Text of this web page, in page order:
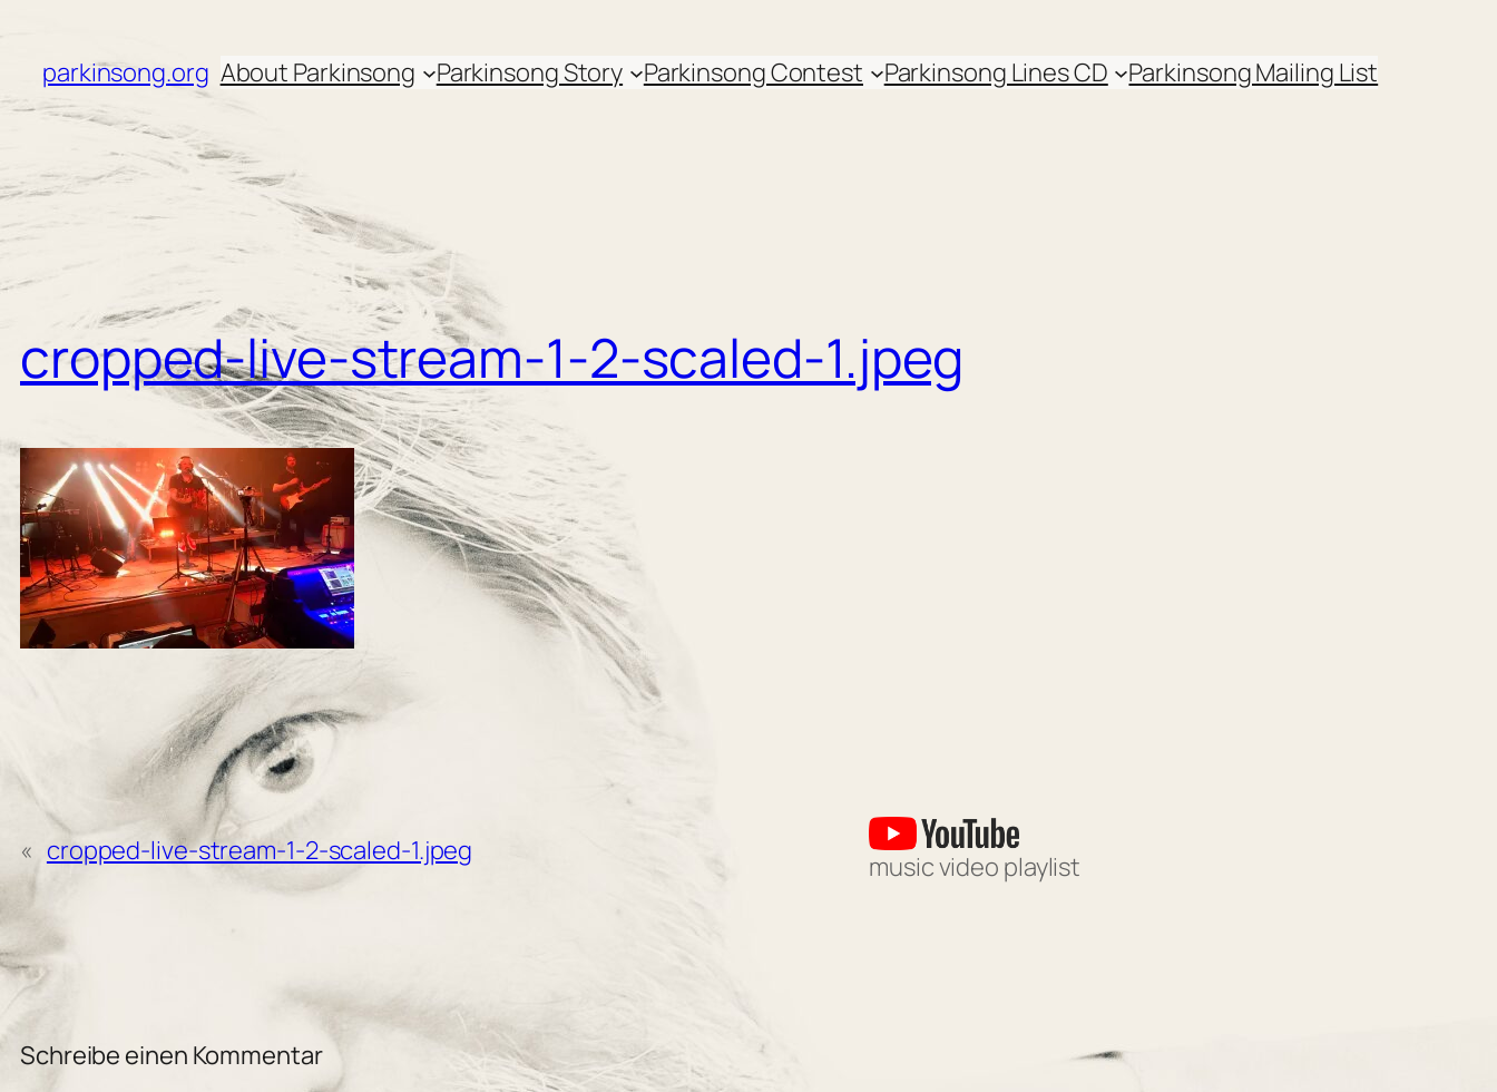
Inhalt
springen
parkinsong.org About Parkinsong Parkinsong Story Parkinsong Contest Parkinsong Lines CD Parkinsong Mailing List
cropped-live-stream-1-2-scaled-1.jpeg
« cropped-live-stream-1-2-scaled-1.jpeg music video playlist
Schreibe einen Kommentar